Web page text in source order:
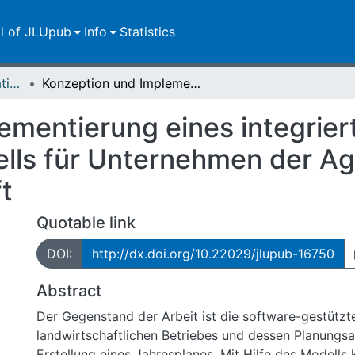
of JLUpub Info Statistics
Dissertationen/Habilitationen Konzeption und Implementierung eines integrierten Jahresplanungsmodells für Unternehmen der Agrar- und Ernährungswirtschaft
eines
für Unternehmen der
Quotable link
DOI: http://dx.doi.org/10.22029/jlupub-16750
Abstract
Der Gegenstand der Arbeit ist die software-
landwirtschaftlichen Betriebes und dessen